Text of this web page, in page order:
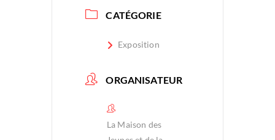
CATÉGORIE
Exposition
ORGANISATEUR
La Maison des